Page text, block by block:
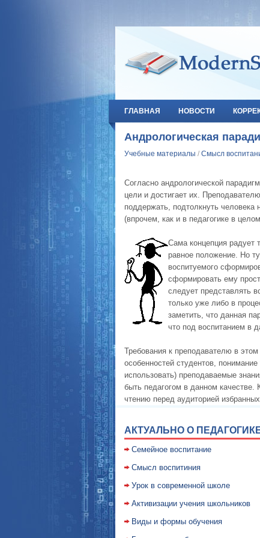
ГЛАВНАЯ НОВОСТИ
Андрологическая
Учебные материалы / Смысл
Согласно андрологической
цели и достигает их.
поддержать, подтолкнуть
(впрочем, как и в педагогике в
Сама концепция радует
равное положение. Но
воспитуемого
сформировать ему
следует представлять
только уже либо в
заметить, что данная
что под воспитанием в
Требования к преподавателю в
особенностей студентов,
использовать) преподаваемые
быть педагогом в данном качестве.
чтению перед аудиторией
АКТУАЛЬНО О
Семейное воспитание
Смысл воспитиния
Уpок в совpеменной школе
Активизации учения школьников
Виды и формы обучения